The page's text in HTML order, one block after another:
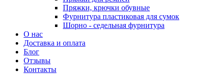
Пряжки, крючки обувные
Фурнитура пластиковая для сумок
Шорно - седельная фурнитура
О нас
Доставка и оплата
Блог
Отзывы
Контакты